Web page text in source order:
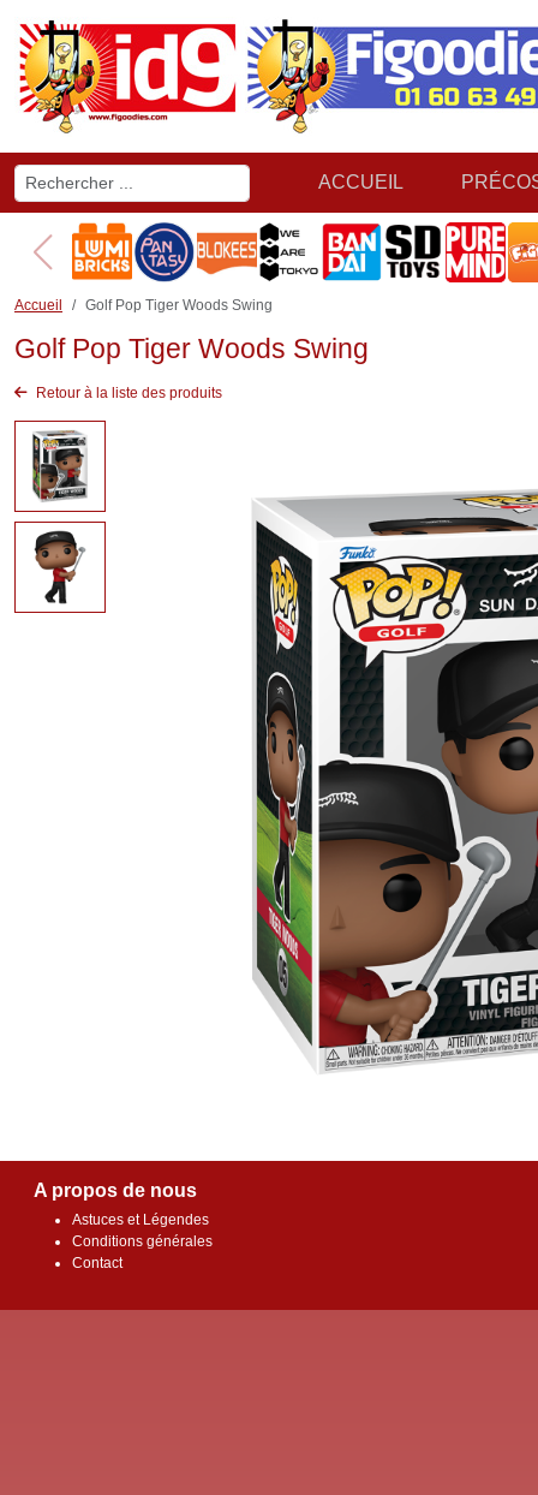
ACCUEIL
Accueil Golf Pop Tiger Woods Swing
Golf Pop Tiger Woods Swing
Retour à la liste des produits
A propos de nous
Astuces et Légendes
Conditions générales
Contact